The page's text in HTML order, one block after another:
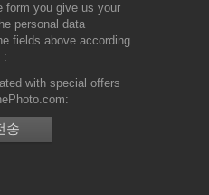
form you give us your
personal data
fields above according
with special offers